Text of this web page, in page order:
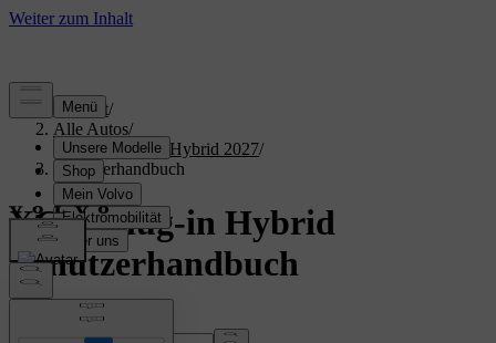
Support/
Alle Autos/
XC90 Plug-in Hybrid 2027/
Benutzerhandbuch
XC90 Plug-in Hybrid
Benutzerhandbuch
Suche im Handbuch...